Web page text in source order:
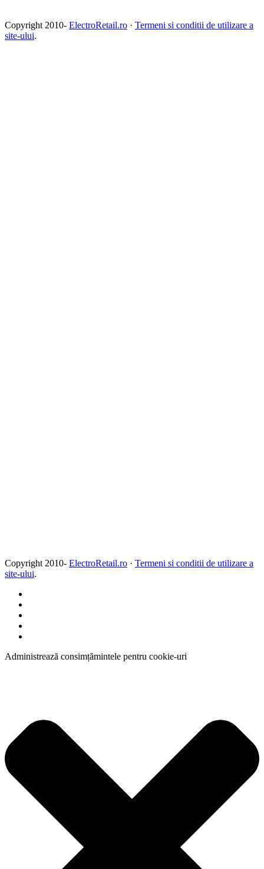
Copyright 2010- ElectroRetail.ro · Termeni si conditii de utilizare a
site-ului.
Copyright 2010- ElectroRetail.ro · Termeni si conditii de utilizare a
site-ului.
Administrează consimțămintele pentru cookie-uri